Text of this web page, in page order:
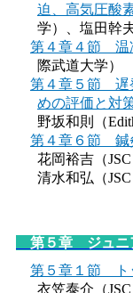
迫、⾼気圧酸
学）、 塩田幹
第４章４節 温
際武道大学）
第４章５節 遅
めの評価と対
野坂和則（
第４章６節 鍼
花岡裕吉（JSC
清水和弘（JSC
第５章 ジュニ
第５章１節 ト
衣笠泰介（